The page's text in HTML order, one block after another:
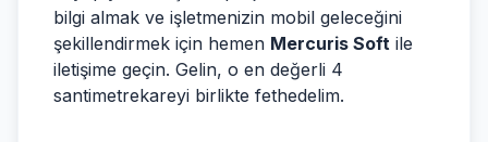
bilgi almak ve işletmenizin mobil geleceğini
şekillendirmek için hemen Mercuris Soft ile
iletişime geçin. Gelin, o en değerli 4
santimetrekareyi birlikte fethedelim.